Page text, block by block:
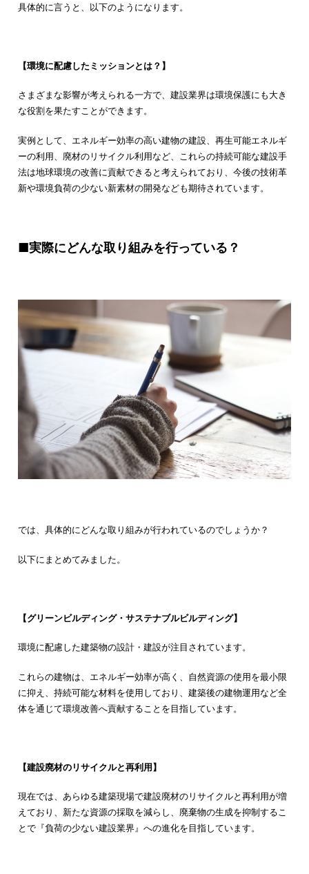
具体的に言うと、以下のようになります。
【環境に配慮したミッションとは？】
さまざまな影響が考えられる一方で、建設業界は環境保護にも大き
な役割を果たすことができます。
実例として、エネルギー効率の高い建物の建設、再生可能エネルギ
ーの利用、廃材のリサイクル利用など、これらの持続可能な建設手
法は地球環境の改善に貢献できると考えられており、今後の技術革
新や環境負荷の少ない新素材の開発なども期待されています。
■実際にどんな取り組みを行っている？
では、具体的にどんな取り組みが行われているのでしょうか？
以下にまとめてみました。
【グリーンビルディング・サステナブルビルディング】
環境に配慮した建築物の設計・建設が注目されています。
これらの建物は、エネルギー効率が高く、自然資源の使用を最小限
に抑え、持続可能な材料を使用しており、建築後の建物運用など全
体を通じて環境改善へ貢献することを目指しています。
【建設廃材のリサイクルと再利用】
現在では、あらゆる建築現場で建設廃材のリサイクルと再利用が増
えており、新たな資源の採取を減らし、廃棄物の生成を抑制するこ
とで『負荷の少ない建設業界』への進化を目指しています。